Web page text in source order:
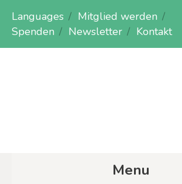
Languages
Mitglied werden
Spenden
Newsletter Kontakt
Menu